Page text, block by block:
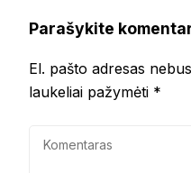
Parašykite
El. pašto adresas
laukeliai pažymėti *